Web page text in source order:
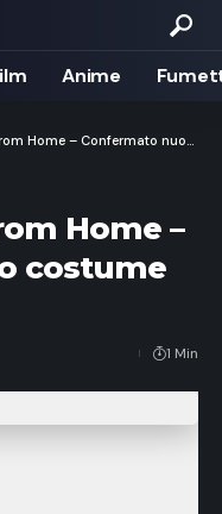
Anime
– Confermato nuovo costume
Home –
costume
1 Min